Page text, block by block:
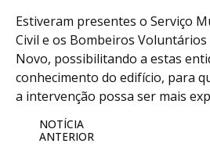
Estiveram presentes o Serviço
Civil e os Bombeiros
Novo, possibilitando a estas
conhecimento do edifício, para
a intervenção possa ser mais
NOTÍCIA
ANTERIOR